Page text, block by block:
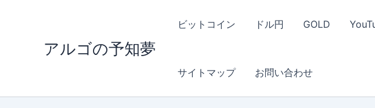
プ
アルゴの予知夢
ビットコイン ドル円 GOLD
サイトマップ お問い合わせ